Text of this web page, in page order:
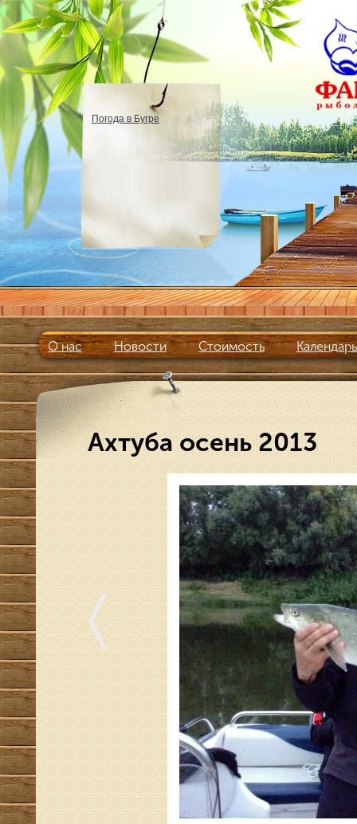
Погода в Бугре
О нас Новости Стоимость
Ахтуба осень 2013